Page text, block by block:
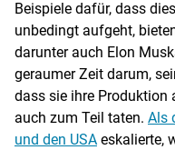
Beispiele dafür, dass
unbedingt aufgeht,
darunter auch Elon
geraumer Zeit darum,
dass sie ihre Produktion
auch zum Teil taten. Als
und den USA eskalierte,